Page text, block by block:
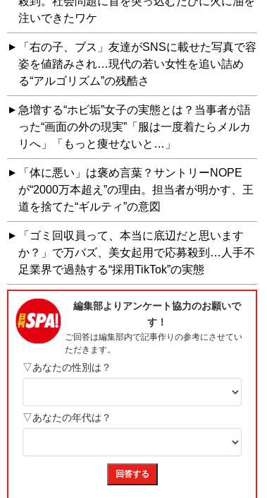
注いできたワケ
「右の子、ブス」友達がSNSに載せた写真で容
姿を値踏みされ…現代の若い女性を追い詰め
る“アルゴリズム”の残酷さ
急増する“ホビ垢”女子の実態とは？当事者が語
った“画面の外の現実”「服は一度着たらメルカ
リへ」「もっと痩せないと…」
「体に悪い」は褒め言葉？サントリーNOPE
が“2000万本超え”の理由。担当者が明かす、王
道を捨てた“ギルティ”の意図
「ゴミ回収員って、本当に底辺だと思います
か？」で万バズ、美女起用で応募殺到…人手不
足業界で過熱する“採用TikTok”の実態